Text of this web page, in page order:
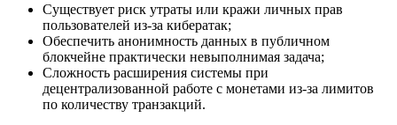
Существует риск утраты или кражи личных прав
пользователей из-за кибератак;
Обеспечить анонимность данных в публичном
блокчейне практически невыполнимая задача;
Сложность расширения системы при
децентрализованной работе с монетами из-за лимитов
по количеству транзакций.